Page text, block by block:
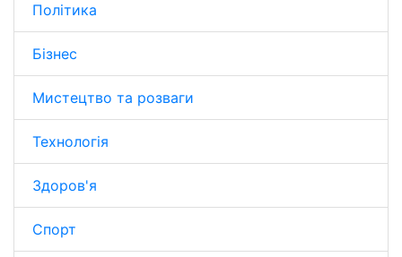
Політика
Бізнес
Мистецтво та розваги
Технологія
Здоров'я
Спорт